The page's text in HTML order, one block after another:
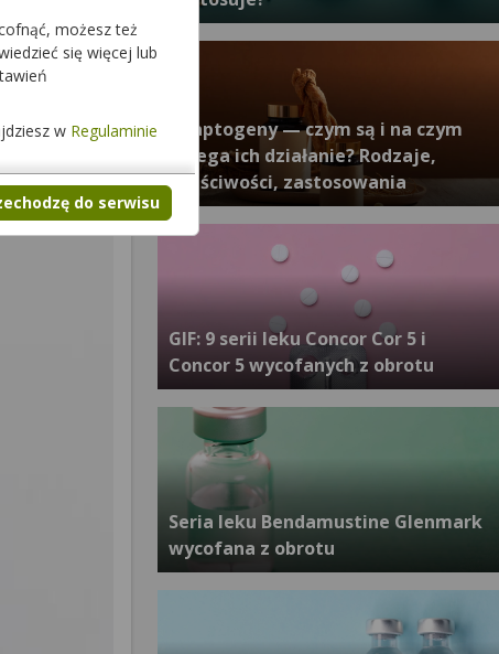
Adaptogeny — czym są i na czym
polega ich działanie? Rodzaje,
właściwości, zastosowania
GIF: 9 serii leku Concor Cor 5 i
Concor 5 wycofanych z obrotu
Seria leku Bendamustine Glenmark
wycofana z obrotu
możesz też
się więcej lub
w Regulaminie
do serwisu